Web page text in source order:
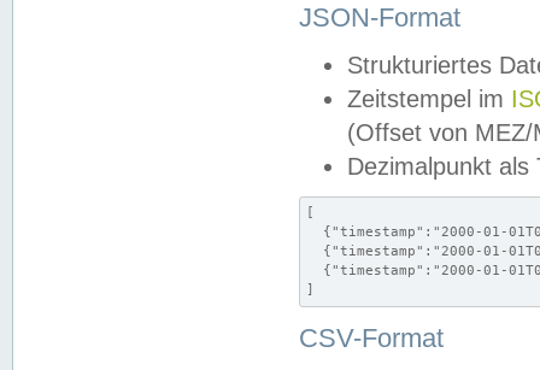
JSON-Format
Strukturiertes
Zeitstempel im
(Offset von MEZ/
Dezimalpunkt als
[
{"timestamp":"2000-01-
{"timestamp":"2000-01-
{"timestamp":"2000-01-
]
CSV-Format